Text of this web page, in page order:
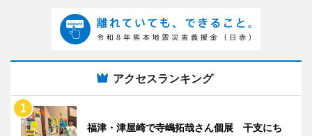
アクセスランキング
福津・津屋崎で寺嶋拓哉さん個展 干支にち